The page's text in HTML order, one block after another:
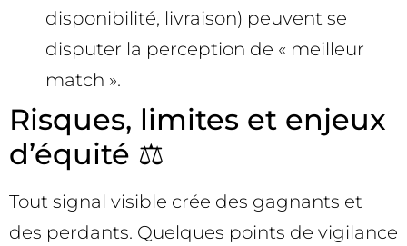
disponibilité, livraison) peuvent se
disputer la perception de « meilleur
match ».
Risques, limites et enjeux
d’équité ⚖️
Tout signal visible crée des gagnants et
des perdants. Quelques points de vigilance